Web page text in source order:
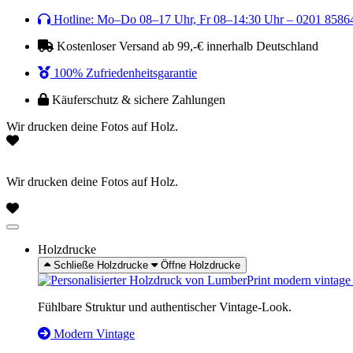
Zum
wechseln
Hotline: Mo–Do 08–17 Uhr, Fr 08–14:30 Uhr – 0201
Kostenloser Versand ab 99,-€ innerhalb Deutschland
100% Zufriedenheitsgarantie
Käuferschutz & sichere Zahlungen
Wir drucken deine Fotos auf Holz.
Wir drucken deine Fotos auf Holz.
Holzdrucke
Schließe Holzdrucke Öffne Holzdrucke
Fühlbare Struktur und authentischer Vintage-Look.
Modern Vintage